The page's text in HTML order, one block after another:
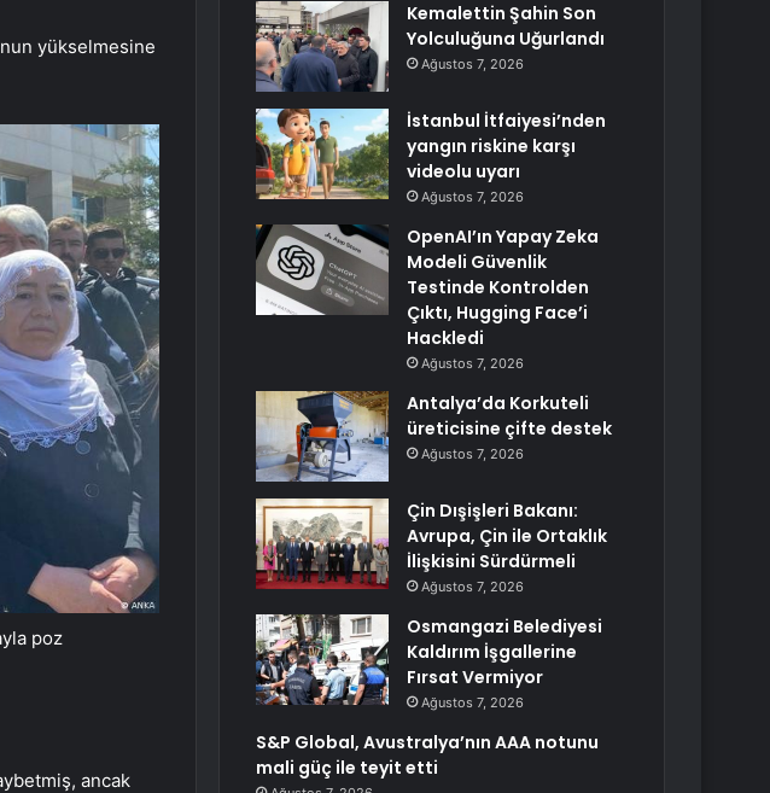
yükselmesine
poz
ancak
Kemalettin Şahin Son
Yolculuğuna Uğurlandı
Ağustos 7, 2026
İstanbul İtfaiyesi’nden
yangın riskine karşı
videolu uyarı
Ağustos 7, 2026
OpenAI’ın Yapay Zeka
Modeli Güvenlik
Testinde Kontrolden
Çıktı, Hugging Face’i
Hackledi
Ağustos 7, 2026
Antalya’da Korkuteli
üreticisine çifte destek
Ağustos 7, 2026
Çin Dışişleri Bakanı:
Avrupa, Çin ile Ortaklık
İlişkisini Sürdürmeli
Ağustos 7, 2026
Osmangazi Belediyesi
Kaldırım İşgallerine
Fırsat Vermiyor
Ağustos 7, 2026
S&P Global, Avustralya’nın AAA notunu
mali güç ile teyit etti